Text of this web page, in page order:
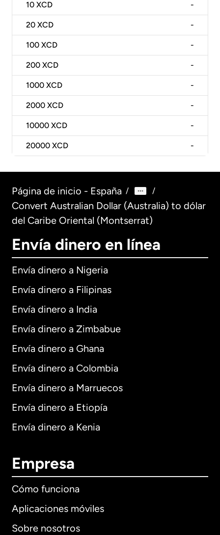
10 XCD -
20 XCD -
100 XCD -
200 XCD -
1000 XCD -
2000 XCD -
10000 XCD -
20000 XCD -
Página de inicio - España / /
Convert Australian Dollar (Australia) to dólar
del Caribe Oriental (Montserrat)
Envía dinero en línea
Envía dinero a Nigeria
Envía dinero a Filipinas
Envía dinero a India
Envía dinero a Zimbabue
Envía dinero a Ghana
Envía dinero a Colombia
Envía dinero a Marruecos
Envía dinero a Etiopía
Envía dinero a Kenia
Empresa
Cómo funciona
Aplicaciones móviles
Sobre nosotros